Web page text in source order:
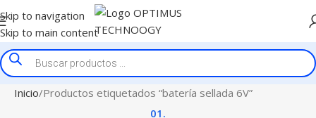
Skip to navigation
Skip to main content
Inicio Productos etiquetados “batería sellada 6V”
01.